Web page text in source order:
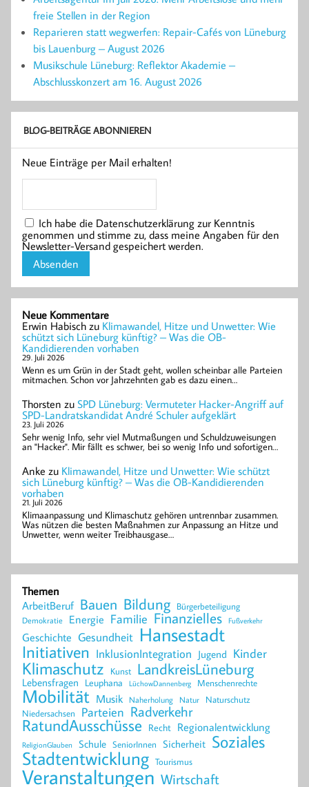
freie Stellen in der Region
Reparieren statt wegwerfen: Repair-Cafés von Lüneburg
bis Lauenburg – August 2026
Musikschule Lüneburg: Reflektor Akademie –
Abschlusskonzert am 16. August 2026
BLOG-BEITRÄGE ABONNIEREN
Neue Einträge per Mail erhalten!
Ich habe die Datenschutzerklärung zur Kenntnis
genommen und stimme zu, dass meine Angaben für den
Newsletter-Versand gespeichert werden.
Neue Kommentare
Erwin Habisch zu Klimawandel, Hitze und Unwetter: Wie
schützt sich Lüneburg künftig? – Was die OB-
Kandidierenden vorhaben
29. Juli 2026
Wenn es um Grün in der Stadt geht, wollen scheinbar alle Parteien
mitmachen. Schon vor Jahrzehnten gab es dazu einen…
Thorsten zu SPD Lüneburg: Vermuteter Hacker-Angriff auf
SPD-Landratskandidat André Schuler aufgeklärt
23. Juli 2026
Sehr wenig Info, sehr viel Mutmaßungen und Schuldzuweisungen
an "Hacker". Mir fällt es schwer, bei so wenig Info und sofortigen…
Anke zu Klimawandel, Hitze und Unwetter: Wie schützt
sich Lüneburg künftig? – Was die OB-Kandidierenden
vorhaben
21. Juli 2026
Klimaanpassung und Klimaschutz gehören untrennbar zusammen.
Was nützen die besten Maßnahmen zur Anpassung an Hitze und
Unwetter, wenn weiter Treibhausgase…
Themen
ArbeitBeruf Bauen Bildung Bürgerbeteiligung
Demokratie Energie Familie Finanzielles Fußverkehr
Geschichte Gesundheit Hansestadt
Initiativen InklusionIntegration Jugend Kinder
Klimaschutz Kunst LandkreisLüneburg
Lebensfragen Leuphana LüchowDannenberg Menschenrechte
Mobilität Musik Naherholung Natur Naturschutz
Niedersachsen Parteien Radverkehr
RatundAusschüsse Recht Regionalentwicklung
ReligionGlauben Schule SeniorInnen Sicherheit Soziales
Stadtentwicklung Tourismus
Veranstaltungen Wirtschaft